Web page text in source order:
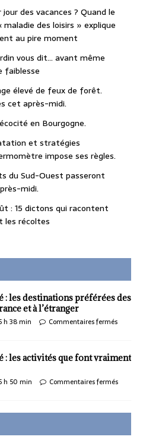
des vacances ? Quand le
des loisirs » explique
au pire moment
vous dit… avant même
faiblesse
élevé de feux de forêt.
cet après-midi.
en Bourgogne.
et stratégies
impose ses règles.
du Sud-Ouest passeront
midi.
: 15 dictons qui racontent
les récoltes
: les destinations préférées des
et à l’étranger
h 38 min Commentaires fermés
: les activités que font vraiment
h 50 min Commentaires fermés